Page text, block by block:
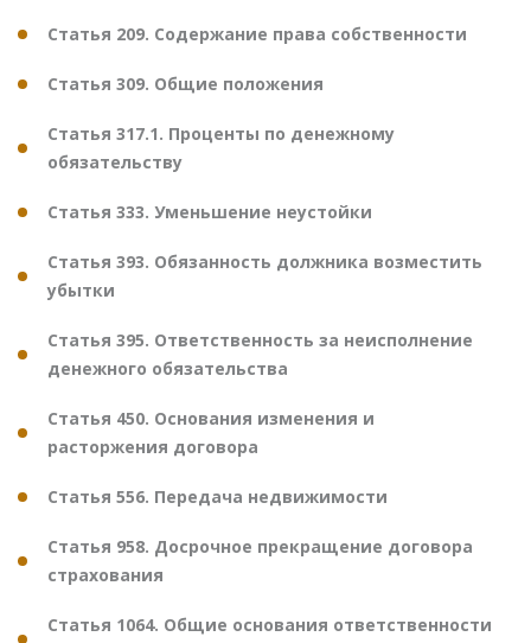
Статья 209. Содержание права собственности
Статья 309. Общие положения
Статья 317.1. Проценты по денежному
обязательству
Статья 333. Уменьшение неустойки
Статья 393. Обязанность должника возместить
убытки
Статья 395. Ответственность за неисполнение
денежного обязательства
Статья 450. Основания изменения и
расторжения договора
Статья 556. Передача недвижимости
Статья 958. Досрочное прекращение договора
страхования
Статья 1064. Общие основания ответственности